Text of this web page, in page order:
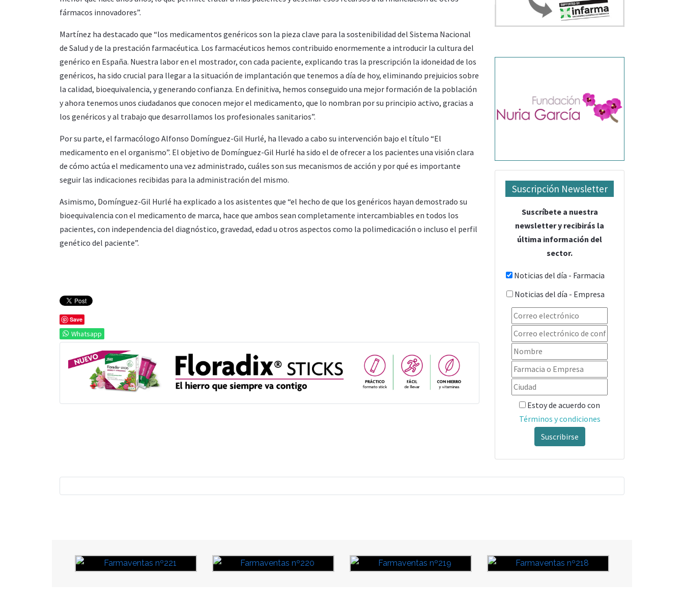
fármacos innovadores”.
Martínez ha destacado que “los medicamentos genéricos son la pieza clave para la sostenibilidad del Sistema Nacional
de Salud y de la prestación farmacéutica. Los farmacéuticos hemos contribuido enormemente a introducir la cultura del
genérico en España. Nuestra labor en el mostrador, con cada paciente, explicando tras la prescripción la idoneidad de los
genéricos, ha sido crucial para llegar a la situación de implantación que tenemos a día de hoy, eliminando prejuicios sobre
la calidad, bioequivalencia, y generando confianza. En definitiva, hemos conseguido una mejor formación de la población
y ahora tenemos unos ciudadanos que conocen mejor el medicamento, que lo nombran por su principio activo, gracias a
los genéricos y al trabajo que desarrollamos los profesionales sanitarios”.
Por su parte, el farmacólogo Alfonso Domínguez-Gil Hurlé, ha llevado a cabo su intervención bajo el título “El
medicamento en el organismo”. El objetivo de Domínguez-Gil Hurlé ha sido el de ofrecer a los pacientes una visión clara
de cómo actúa el medicamento una vez administrado, cuáles son sus mecanismos de acción y por qué es importante
seguir las indicaciones recibidas para la administración del mismo.
Asimismo, Domínguez-Gil Hurlé ha explicado a los asistentes que “el hecho de que los genéricos hayan demostrado su
bioequivalencia con el medicamento de marca, hace que ambos sean completamente intercambiables en todos los
pacientes, con independencia del diagnóstico, gravedad, edad u otros aspectos como la polimedicación o incluso el perfil
genético del paciente”.
Save
Whatsapp
Suscripción Newsletter
Suscríbete a nuestra
newsletter y recibirás la
última información del
sector.
Noticias del día - Farmacia
Noticias del día - Empresa
Estoy de acuerdo con
Términos y condiciones
Suscribirse